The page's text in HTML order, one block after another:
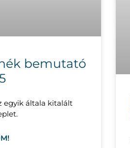
bemutató
egyik általa kitalált